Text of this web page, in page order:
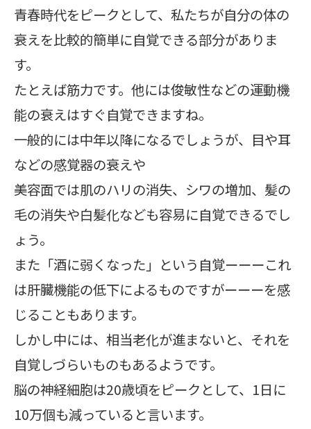
青春時代をピークとして、私たちが自分の体の
衰えを比較的簡単に自覚できる部分がありま
す。
たとえば筋力です。他には俊敏性などの運動機
能の衰えはすぐ自覚できますね。
一般的には中年以降になるでしょうが、目や耳
などの感覚器の衰えや
美容面では肌のハリの消失、シワの増加、髪の
毛の消失や白髪化なども容易に自覚できるでし
ょう。
また「酒に弱くなった」という自覚ーーーこれ
は肝臓機能の低下によるものですがーーーを感
じることもあります。
しかし中には、相当老化が進まないと、それを
自覚しづらいものもあるようです。
脳の神経細胞は20歳頃をピークとして、1日に
10万個も減っていると言います。